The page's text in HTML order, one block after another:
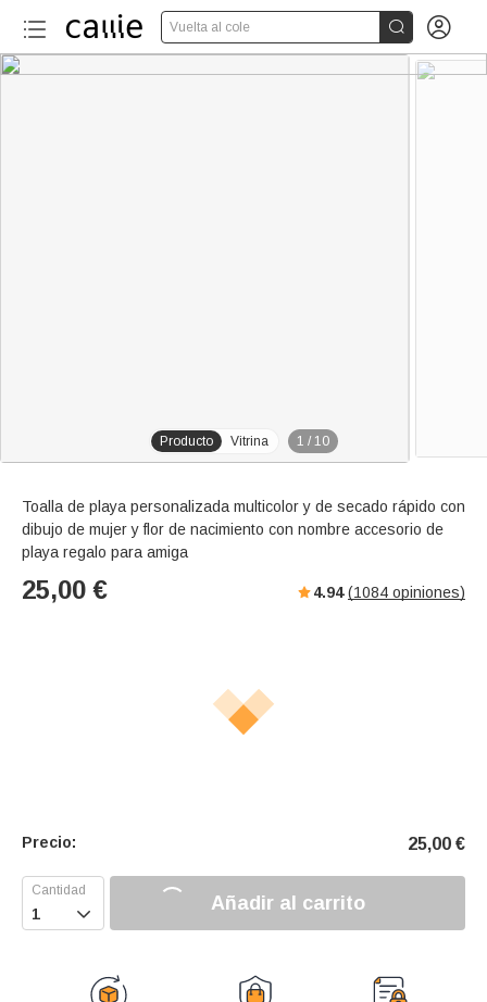
Vuelta al cole  
Producto Vitrina 1 / 10
Toalla de playa personalizada multicolor y de secado rápido con
dibujo de mujer y flor de nacimiento con nombre accesorio de
playa regalo para amiga
25,00 € 4.94 (1084 opiniones)
Precio: 25,00 €
 Añadir al carrito